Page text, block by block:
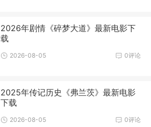
2026年剧情《碎梦大道》最新电影下
载
0评论
2026-08-05
2025年传记历史《弗兰茨》最新电影
下载
0评论
2026-08-05